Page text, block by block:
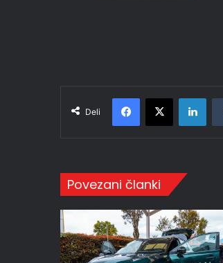
Deli
Facebook
X
Povezani članki